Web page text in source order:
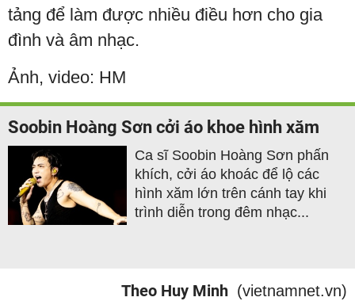
tảng để làm được nhiều điều hơn cho gia
đình và âm nhạc.
Ảnh, video: HM
Soobin Hoàng Sơn cởi áo khoe hình xăm
Ca sĩ Soobin Hoàng Sơn phấn
khích, cởi áo khoác để lộ các
hình xăm lớn trên cánh tay khi
trình diễn trong đêm nhạc...
Theo Huy Minh (vietnamnet.vn)